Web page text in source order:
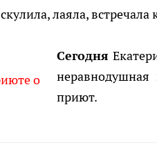
скулила, лаяла,
о
Сегодня
приют.